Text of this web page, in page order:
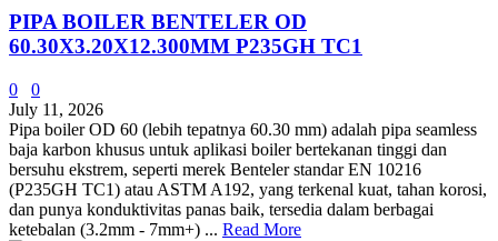
PIPA BOILER BENTELER OD
60.30X3.20X12.300MM P235GH TC1
0
0
July 11, 2026
Pipa boiler OD 60 (lebih tepatnya 60.30 mm) adalah pipa seamless
baja karbon khusus untuk aplikasi boiler bertekanan tinggi dan
bersuhu ekstrem, seperti merek Benteler standar EN 10216
(P235GH TC1) atau ASTM A192, yang terkenal kuat, tahan korosi,
dan punya konduktivitas panas baik, tersedia dalam berbagai
ketebalan (3.2mm - 7mm+) ... Read More